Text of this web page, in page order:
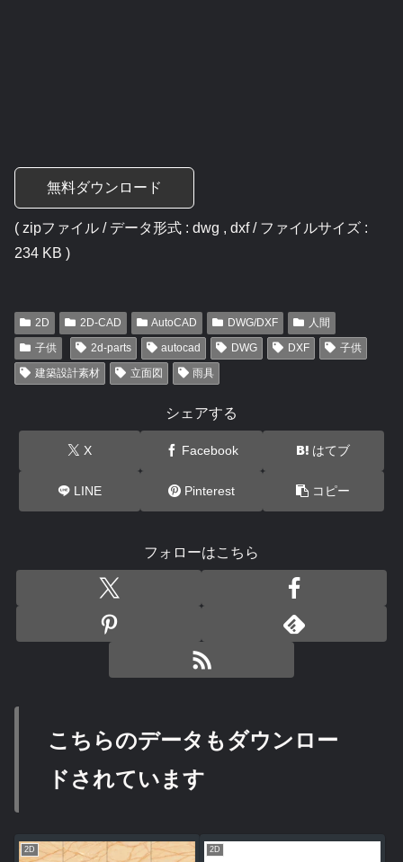
無料ダウンロード
( zipファイル / データ形式 : dwg , dxf / ファイルサイズ :
234 KB )
2D 2D-CAD AutoCAD DWG/DXF
人間
子供
2d-parts autocad DWG DXF
子供
建築設計素材
立面図 雨具
シェアする
X Facebook はてブ
LINE Pinterest コピー
フォローはこちら
こちらのデータもダウンロー
ドされています
2D 2D